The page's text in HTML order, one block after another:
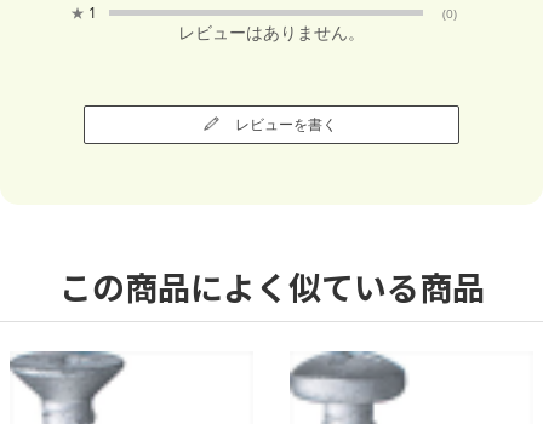
★ 1 (0)
レビューはありません。
レビューを書く
この商品によく似ている商品